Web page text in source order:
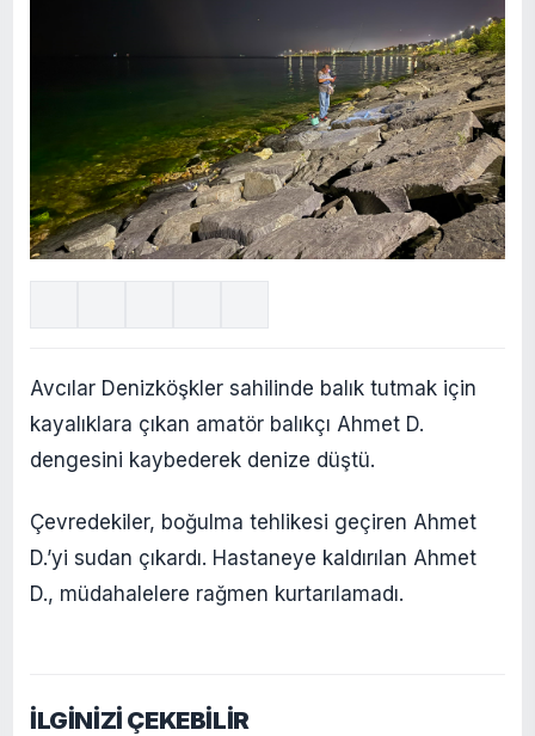
Avcılar Denizköşkler sahilinde balık tutmak için
kayalıklara çıkan amatör balıkçı Ahmet D.
dengesini kaybederek denize düştü.
Çevredekiler, boğulma tehlikesi geçiren Ahmet
D.’yi sudan çıkardı. Hastaneye kaldırılan Ahmet
D., müdahalelere rağmen kurtarılamadı.
İLGİNİZİ ÇEKEBİLİR